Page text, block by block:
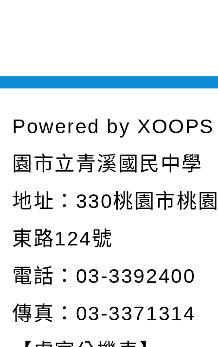
Powered by XOOPS
園市立青溪國民中學
地址： 330桃園市桃
東路124號
電話：03-3392400
傳真：03-3371314